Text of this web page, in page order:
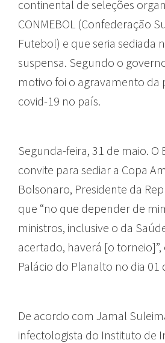
continental de seleções
CONMEBOL (Confederação
Futebol) e que seria sediada
suspensa. Segundo o
motivo foi o agravamento da
covid-19 no país.
Segunda-feira, 31 de maio. O
convite para sediar a Copa
Bolsonaro, Presidente da
que “no que depender de
ministros, inclusive o da
acertado, haverá [o
Palácio do Planalto no dia 01
De acordo com Jamal
infectologista do Instituto de